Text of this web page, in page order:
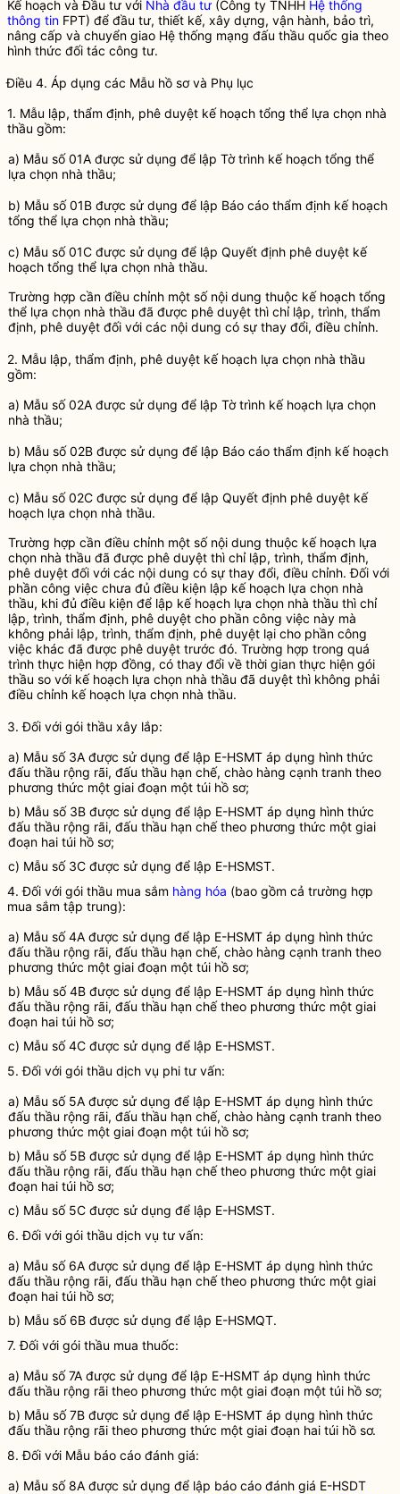
Kế hoạch và Đầu tư với Nhà đầu tư (Công ty TNHH Hệ thống
thông tin FPT) để đầu tư, thiết kế, xây dựng, vận hành, bảo trì,
nâng cấp và chuyển giao Hệ thống mạng đấu thầu quốc gia theo
hình thức đối tác công tư.
Điều 4. Áp dụng các Mẫu hồ sơ và Phụ lục
1. Mẫu lập, thẩm định, phê duyệt kế hoạch tổng thể lựa chọn nhà
thầu gồm:
a) Mẫu số 01A được sử dụng để lập Tờ trình kế hoạch tổng thể
lựa chọn nhà thầu;
b) Mẫu số 01B được sử dụng để lập Báo cáo thẩm định kế hoạch
tổng thể lựa chọn nhà thầu;
c) Mẫu số 01C được sử dụng để lập Quyết định phê duyệt kế
hoạch tổng thể lựa chọn nhà thầu.
Trường hợp cần điều chỉnh một số nội dung thuộc kế hoạch tổng
thể lựa chọn nhà thầu đã được phê duyệt thì chỉ lập, trình, thẩm
định, phê duyệt đối với các nội dung có sự thay đổi, điều chỉnh.
2. Mẫu lập, thẩm định, phê duyệt kế hoạch lựa chọn nhà thầu
gồm:
a) Mẫu số 02A được sử dụng để lập Tờ trình kế hoạch lựa chọn
nhà thầu;
b) Mẫu số 02B được sử dụng để lập Báo cáo thẩm định kế hoạch
lựa chọn nhà thầu;
c) Mẫu số 02C được sử dụng để lập Quyết định phê duyệt kế
hoạch lựa chọn nhà thầu.
Trường hợp cần điều chỉnh một số nội dung thuộc kế hoạch lựa
chọn nhà thầu đã được phê duyệt thì chỉ lập, trình, thẩm định,
phê duyệt đối với các nội dung có sự thay đổi, điều chỉnh. Đối với
phần công việc chưa đủ điều kiện lập kế hoạch lựa chọn nhà
thầu, khi đủ điều kiện để lập kế hoạch lựa chọn nhà thầu thì chỉ
lập, trình, thẩm định, phê duyệt cho phần công việc này mà
không phải lập, trình, thẩm định, phê duyệt lại cho phần công
việc khác đã được phê duyệt trước đó. Trường hợp trong quá
trình thực hiện hợp đồng, có thay đổi về thời gian thực hiện gói
thầu so với kế hoạch lựa chọn nhà thầu đã duyệt thì không phải
điều chỉnh kế hoạch lựa chọn nhà thầu.
3. Đối với gói thầu xây lắp:
a) Mẫu số 3A được sử dụng để lập E-HSMT áp dụng hình thức
đấu thầu rộng rãi, đấu thầu hạn chế, chào hàng cạnh tranh theo
phương thức một giai đoạn một túi hồ sơ;
b) Mẫu số 3B được sử dụng để lập E-HSMT áp dụng hình thức
đấu thầu rộng rãi, đấu thầu hạn chế theo phương thức một giai
đoạn hai túi hồ sơ;
c) Mẫu số 3C được sử dụng để lập E-HSMST.
4. Đối với gói thầu mua sắm hàng hóa (bao gồm cả trường hợp
mua sắm tập trung):
a) Mẫu số 4A được sử dụng để lập E-HSMT áp dụng hình thức
đấu thầu rộng rãi, đấu thầu hạn chế, chào hàng cạnh tranh theo
phương thức một giai đoạn một túi hồ sơ;
b) Mẫu số 4B được sử dụng để lập E-HSMT áp dụng hình thức
đấu thầu rộng rãi, đấu thầu hạn chế theo phương thức một giai
đoạn hai túi hồ sơ;
c) Mẫu số 4C được sử dụng để lập E-HSMST.
5. Đối với gói thầu dịch vụ phi tư vấn:
a) Mẫu số 5A được sử dụng để lập E-HSMT áp dụng hình thức
đấu thầu rộng rãi, đấu thầu hạn chế, chào hàng cạnh tranh theo
phương thức một giai đoạn một túi hồ sơ;
b) Mẫu số 5B được sử dụng để lập E-HSMT áp dụng hình thức
đấu thầu rộng rãi, đấu thầu hạn chế theo phương thức một giai
đoạn hai túi hồ sơ;
c) Mẫu số 5C được sử dụng để lập E-HSMST.
6. Đối với gói thầu dịch vụ tư vấn:
a) Mẫu số 6A được sử dụng để lập E-HSMT áp dụng hình thức
đấu thầu rộng rãi, đấu thầu hạn chế theo phương thức một giai
đoạn hai túi hồ sơ;
b) Mẫu số 6B được sử dụng để lập E-HSMQT.
7. Đối với gói thầu mua thuốc:
a) Mẫu số 7A được sử dụng để lập E-HSMT áp dụng hình thức
đấu thầu rộng rãi theo phương thức một giai đoạn một túi hồ sơ;
b) Mẫu số 7B được sử dụng để lập E-HSMT áp dụng hình thức
đấu thầu rộng rãi theo phương thức một giai đoạn hai túi hồ sơ.
8. Đối với Mẫu báo cáo đánh giá:
a) Mẫu số 8A được sử dụng để lập báo cáo đánh giá E-HSDT